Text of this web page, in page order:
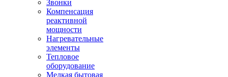
Звонки
Компенсация
реактивной
мощности
Нагревательные
элементы
Тепловое
оборудование
Мелкая бытовая